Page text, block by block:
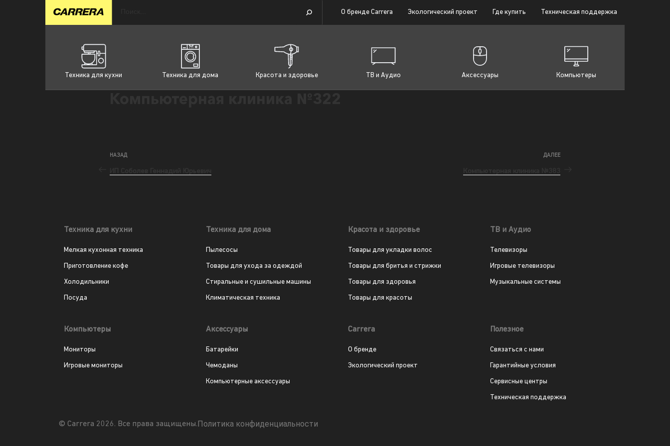
О бренде Carrera Экологический проект Где купить Техническая поддержка
Техника для кухни Техника для дома Красота и здоровье ТВ и Аудио Аксессуары Компьютеры
НАЗАД ДАЛЕЕ
Техника для кухни
Мелкая кухонная техника
Приготовление кофе
Холодильники
Посуда
Техника для дома
Пылесосы
Товары для ухода за одеждой
Стиральные и сушильные машины
Климатическая техника
Красота и здоровье
Товары для укладки волос
Товары для бритья и стрижки
Товары для здоровья
Товары для красоты
ТВ и Аудио
Телевизоры
Игровые телевизоры
Музыкальные системы
Компьютеры
Мониторы
Игровые мониторы
Аксессуары
Батарейки
Чемоданы
Компьютерные аксессуары
Carrera
О бренде
Экологический проект
Полезное
Связаться с нами
Гарантийные условия
Сервисные центры
Техническая поддержка
© Carrera 2026. Все права защищены.Политика конфиденциальности